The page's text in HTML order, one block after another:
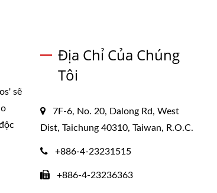
sẽ
Địa Chỉ Của Chúng
Tôi
7F-6, No. 20, Dalong Rd, West
Dist, Taichung 40310, Taiwan, R.O.C.
+886-4-23231515
+886-4-23236363